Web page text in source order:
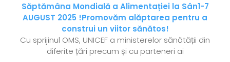
Săptămâna Mondială a Alimentației la Sân1-7
AUGUST 2025 !Promovăm alăptarea pentru a
construi un viitor sănătos!
Cu sprijinul OMS, UNICEF a ministerelor sănătății din
diferite țări precum și cu parteneri ai